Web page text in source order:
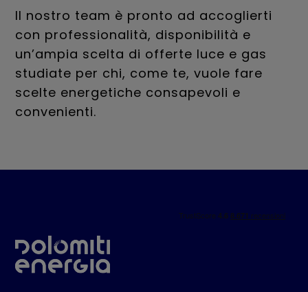
Il nostro team è pronto ad accoglierti
con professionalità, disponibilità e
un’ampia scelta di offerte luce e gas
studiate per chi, come te, vuole fare
scelte energetiche consapevoli e
convenienti.